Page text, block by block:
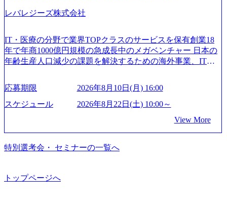
ります。 事業・組織を拡大していく時期のため、メンバー
や組織がスケールしていく過程を体感できます。 また、希
参加できる環境です。 自ら案件を取り、プロジェクト体制
を作っていくことも可能です。 ● 事業会社機能にも携われ
る 弊社にはコンサルティング事業以外にもSaaSプロダク
ることも可能です。コンサルタントとしての経験を活かし
ながら自らプロダクト開発や自社の業務改善ができます。
(希望者のみとなります) ● BIG4・アクセンチュアをはじめ
います ● 平均年齢は35歳で、幅広い年齢の方が活躍してい
ます ● インダストリー・ソリューションで区切られていな
い組織です(ワンプール制) ● 海外事業拠点をシンガポールに
ン八重洲 八重洲セントラルタワー8階 受動喫煙対策 : 執務室
「新規事業戦略」「既存事業のトランスフォーメーショ
案件をメインとしたコンサルティングを行います ＜プロジ
ェクト一部抜粋＞ ・海外事業(新規・既存)事業のビジネス
モデル検討支援 ・金融領域におけるAIを活用した事業戦略
域における地域活性アプリ企画支援及び実行支援 ・ロボテ
援 ※その他新規事業や既存デジタルトランスフォーメーシ
ョンの案件が多数 ● マネージャー プロジェクトの管理者と
ケーション、成果物の品質管理、メンバーの育成などを担
う。プロジェクト全体の品質管理や、会社経営の観点から
いて (https://www.accenture.com/content/dam/accenture/final/caree
のキャリアブログ (https://www.accenture.com/jp-ja/blogs/japan-
careers-blog) 江川社長が語る「105点経営」 (https://business.ni
kkei.com/atcl/gen/19/00604/021600008/) 規模拡大で成功する理
由【コンサル業界俯瞰マップ】 (https://diamond.jp/articles/-/34
材が集結するワケ (https://markezine.jp/article/detail/45446) エン
ジニアからコンサルタントへ。会社に入って、何が変わっ
た？ (https://www.businessinsider.jp/post-288838) プラダ：ラグ
ジュアリー製品のパーソナライゼーション (https://www.acce
m/jp-ja/case-studies/consulting/taisho-pharmaceutical)（ストラテ
s://www.accenture.com/jp-ja/case-studies/communications-media/so
レバレジーズ株式会社
IT・医療の分野で業界TOPクラスのサービスを保有創業18
年で年商1000億円規模の急成長中のメガベンチャー 日本の
年齢生産人口減少の課題を解決するための海外事業、IT事
以上の事業を展開する オールインハウスの組織体制をとっ
ており社内で新しい事業開発などの人員調達できる 独立資
本経営をとっており、事業創造の自由度が高い https://storag
s/20240925162633_7242d0de-3e54-4f03-b076-00318d5c0dff_120
0x644.webp レバレジーズ株式会社 会社説明資料 (https://spea
kerdeck.com/leverages/leverages-hui-she-shao-jie-zi-liao-zhong-tu-
cai-yong-xiang-ke) 「働く人」「事業・サービス」「カルチャ
ps://melev.leverages.jp/) レバレジーズグローバル、大分県より
「外国人留学生等受入環境整備事業委託業務」を受託 (http
応募期限
2026年8月10日(月) 16:00
スケジュール
2026年8月22日(土) 10:00～
View More
特別選考会・ セミナーの一覧へ
トップページへ